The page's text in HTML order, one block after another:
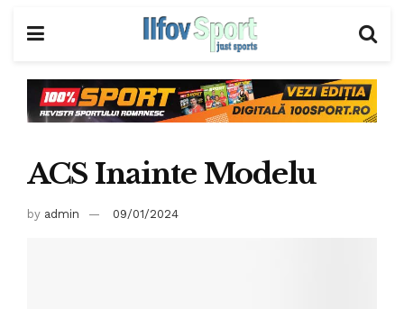
ACS Inainte Modelu
by admin 09/01/2024